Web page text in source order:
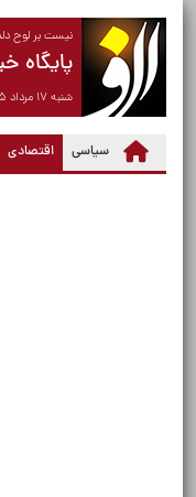
نیست بر لوح
پایگاه
شنبه ۱۷ مرداد ۱۴۰۵ برابر با ۰۸ آگوست ۲۰۲۶
سیاسی اقتصادی
(current)